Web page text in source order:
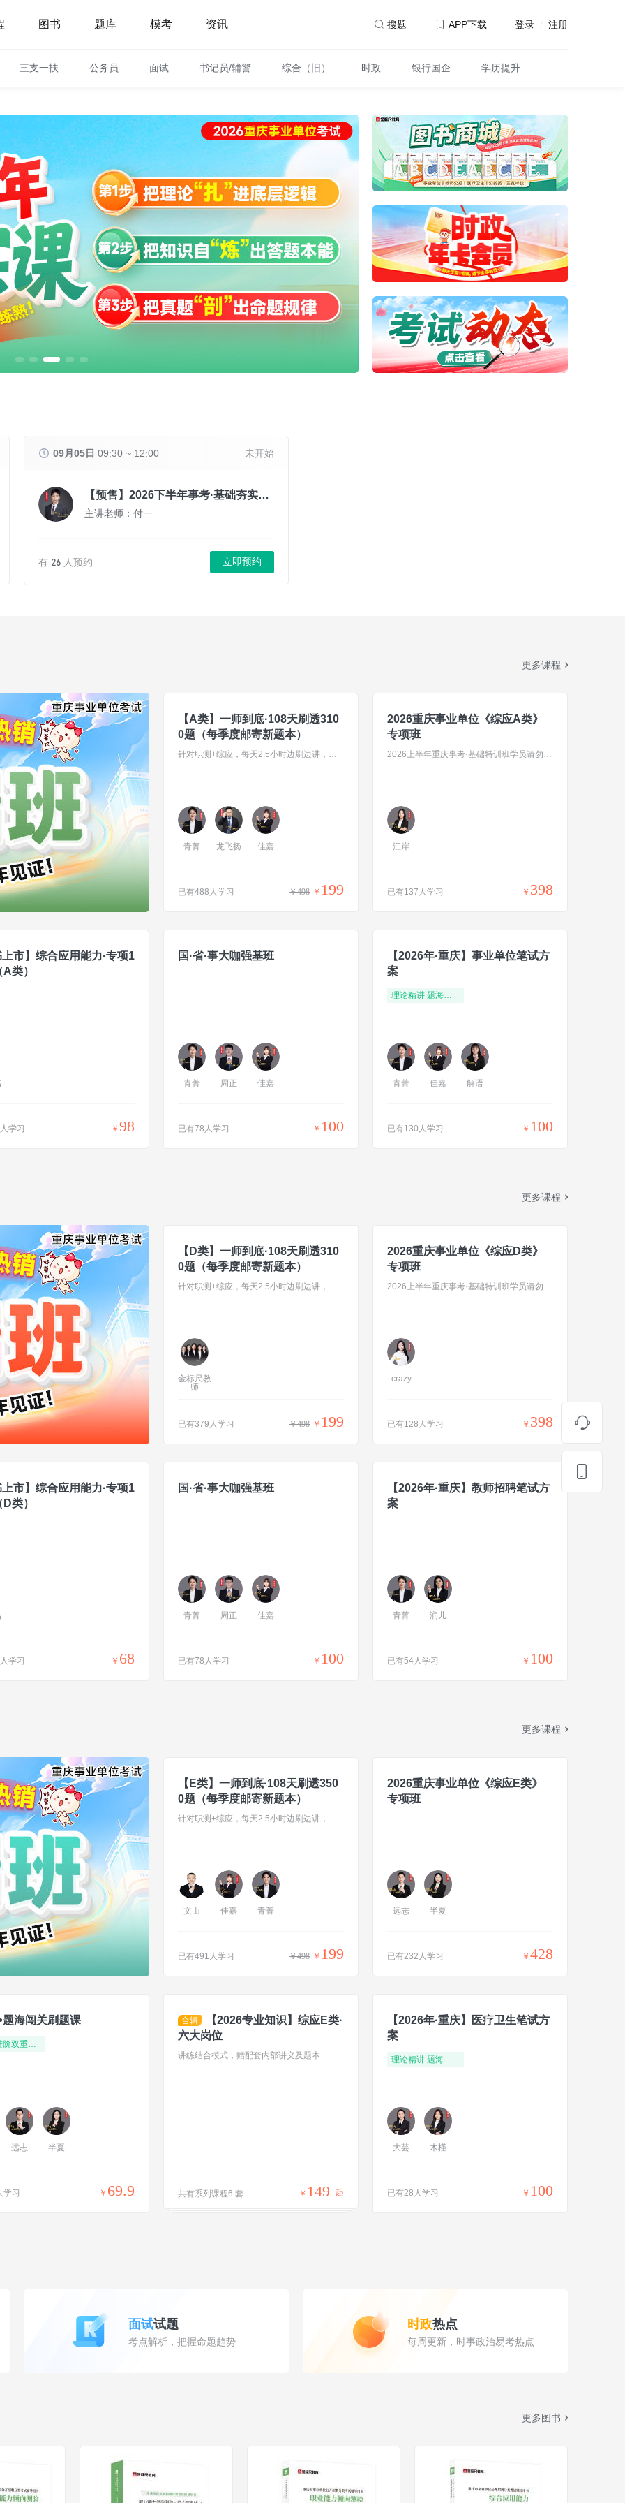
图书 题库 模考 资讯 搜题 APP下载 登录 注册
三支一扶 公务员 面试 书记员/辅警 综合（旧） 时政 银行国企 学历提升
09月05日 09:30 ~ 12:00 未开始
【预售】2026下半年事考·基础夯实课（A类）
主讲老师：付一
有 26 人预约 立即预约
更多课程
【A类】一师到底·108天刷透310
0题（每季度邮寄新题本）
青菁 龙飞扬 佳嘉
已有488人学习 ￥498 ￥ 199
2026重庆事业单位《综应A类》
专项班
江岸
已有137人学习 ￥ 398
市】综合应用能力·专项1
类）
学习 ￥ 98
国·省·事大咖强基班
青菁 周正 佳嘉
已有78人学习 ￥ 100
【2026年·重庆】事业单位笔试方
案
青菁 佳嘉 解语
已有130人学习 ￥ 100
更多课程
【D类】一师到底·108天刷透310
0题（每季度邮寄新题本）
金标尺教
师
已有379人学习 ￥498 ￥ 199
2026重庆事业单位《综应D类》
专项班
crazy
已有128人学习 ￥ 398
市】综合应用能力·专项1
类）
学习 ￥ 68
国·省·事大咖强基班
青菁 周正 佳嘉
已有78人学习 ￥ 100
【2026年·重庆】教师招聘笔试方
案
青菁 润儿
已有54人学习 ￥ 100
更多课程
【E类】一师到底·108天刷透350
0题（每季度邮寄新题本）
文山 佳嘉 青菁
已有491人学习 ￥498 ￥ 199
2026重庆事业单位《综应E类》
专项班
远志 半夏
已有232人学习 ￥ 428
题海闯关刷题课
远志 半夏
学习 ￥ 69.9
合辑
【2026专业知识】综应E类·
六大岗位
讲练结合模式，赠配套内部讲义及题本
共有系列课程6 套 ￥ 149 起
【2026年·重庆】医疗卫生笔试方
案
大芸 木槿
已有28人学习 ￥ 100
面试试题
考点解析，把握命题趋势
时政热点
每周更新，时事政治易考热点
更多图书